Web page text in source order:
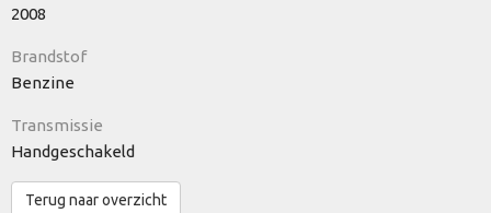
2008
Brandstof
Benzine
Transmissie
Handgeschakeld
Terug naar overzicht